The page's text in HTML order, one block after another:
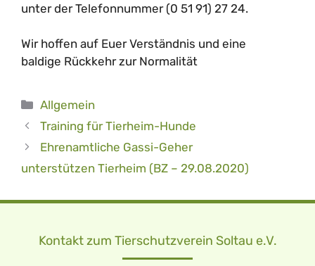
unter der Telefonnummer (0 51 91) 27 24.
Wir hoffen auf Euer Verständnis und eine
baldige Rückkehr zur Normalität
Kategorien
Allgemein
Training für Tierheim-Hunde
Ehrenamtliche Gassi-Geher
unterstützen Tierheim (BZ – 29.08.2020)
Kontakt zum Tierschutzverein Soltau e.V.